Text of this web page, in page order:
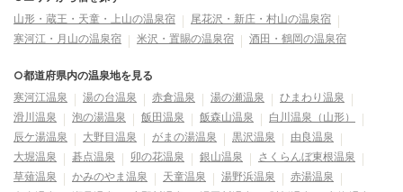
山形・蔵王・天童・上山の温泉宿
尾花沢・新庄・村山の温泉宿
寒河江・月山の温泉宿
米沢・置賜の温泉宿 酒田・鶴岡の温泉宿
○都道府県内の温泉地を見る
寒河江温泉
湯の台温泉 赤倉温泉 湯の瀬温泉
ひまわり温泉
滑川温泉
泡の湯温泉 飯田温泉 飯森山温泉
白川温泉（山形）
辰ケ湯温泉
大野目温泉 がまの湯温泉 黒沢温泉
由良温泉
大堀温泉
碁点温泉 卯の花温泉 銀山温泉
さくらんぼ東根温泉
草薙温泉
かみのやま温泉 天童温泉 湯野浜温泉
赤湯温泉